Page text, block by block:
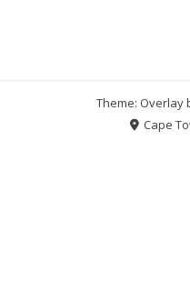
Theme: Overlay
Cape